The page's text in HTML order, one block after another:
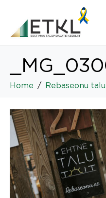
Home Rebaseonu